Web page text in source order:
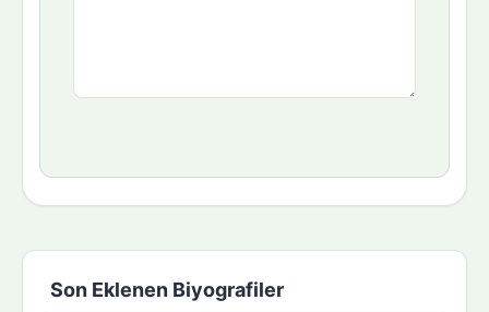
Son Eklenen Biyografiler